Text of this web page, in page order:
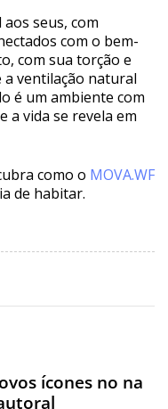
seus, com
com o bem-
com sua torção e
a ventilação natural
é um ambiente com
a vida se revela em
como o MOVA.WF
de habitar.
ícones no na